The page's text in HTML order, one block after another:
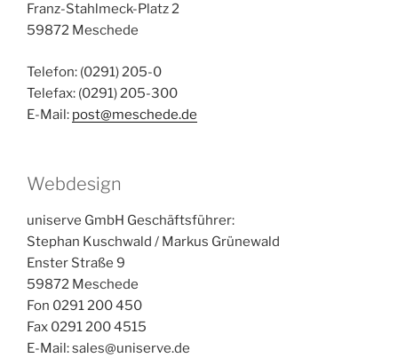
Franz-Stahlmeck-Platz 2
59872 Meschede
Telefon: (0291) 205-0
Telefax: (0291) 205-300
E-Mail: post@meschede.de
Webdesign
uniserve GmbH Geschäftsführer:
Stephan Kuschwald / Markus Grünewald
Enster Straße 9
59872 Meschede
Fon 0291 200 450
Fax 0291 200 4515
E-Mail: sales@uniserve.de